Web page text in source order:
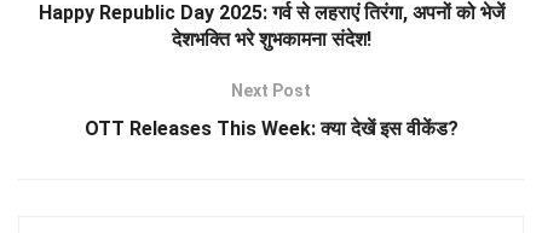
Happy Republic Day 2025: गर्व से लहराएं तिरंगा, अपनों को भेजें
देशभक्ति भरे शुभकामना संदेश!
Next Post
OTT Releases This Week: क्या देखें इस वीकेंड?